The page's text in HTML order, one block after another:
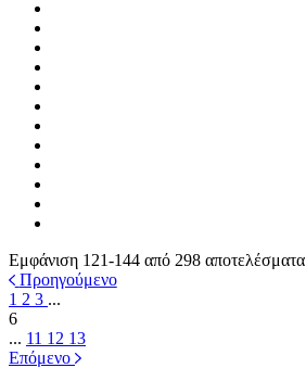
Εμφάνιση 121-144 από 298 αποτελέσματα
Προηγούμενο
1 2 3 ...
6
... 11 12 13
Επόμενο